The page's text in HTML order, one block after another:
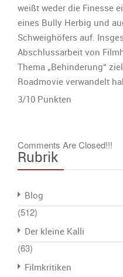
weißt weder die Finesse
eines Bully Herbig und
Schweighöfers auf.
Abschlussarbeit von
Thema „Behinderung“
Roadmovie verwandelt
3/10 Punkten
Comments Are Closed!!!
Rubrik
Blog
(512)
Der kleine Kalli
(63)
Filmkritiken